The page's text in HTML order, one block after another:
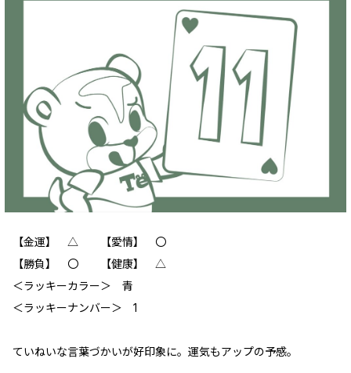
【金運】 △ 【愛情】 〇
【勝負】 〇 【健康】 △
‪＜ラッキーカラー＞ 青
＜ラッキーナンバー＞ 1
ていねいな言葉づかいが好印象に。運気もアップの予感。